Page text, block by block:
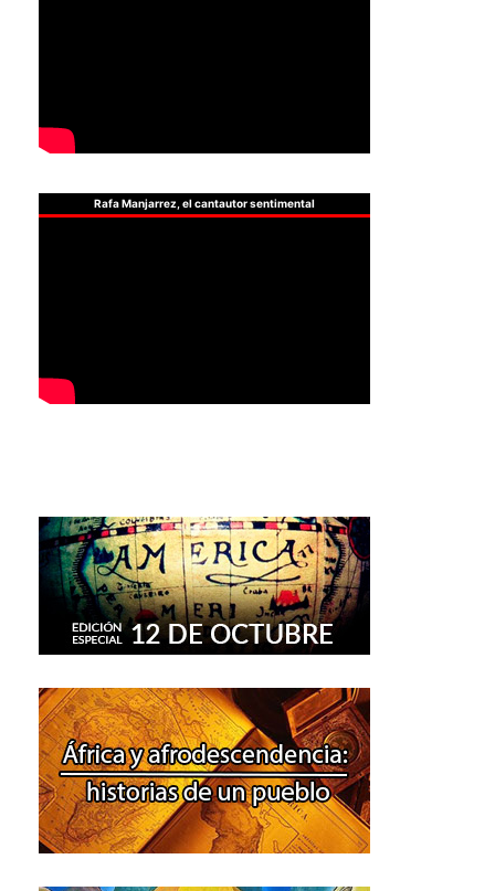
Rafa Manjarrez, el cantautor sentimental